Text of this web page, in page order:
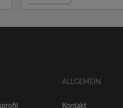
ALLGEMEIN
Kontakt